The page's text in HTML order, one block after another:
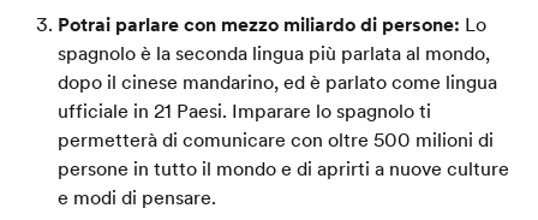
Potrai parlare con mezzo miliardo di persone: Lo
spagnolo è la seconda lingua più parlata al mondo,
dopo il cinese mandarino, ed è parlato come lingua
ufficiale in 21 Paesi. Imparare lo spagnolo ti
permetterà di comunicare con oltre 500 milioni di
persone in tutto il mondo e di aprirti a nuove culture
e modi di pensare.